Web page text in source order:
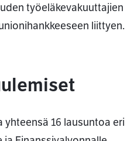
työeläkevakuuttajien
liittyen.
16 lausuntoa eri